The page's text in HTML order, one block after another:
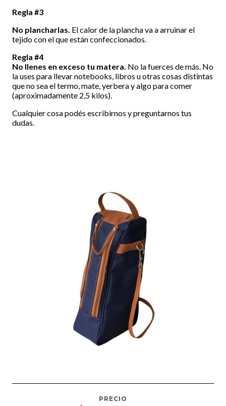
Regla #3
No plancharlas. El calor de la plancha va a arruinar el
tejido con el que están confeccionados.
Regla #4
No llenes en exceso tu matera. No la fuerces de más. No
la uses para llevar notebooks, libros u otras cosas distintas
que no sea el termo, mate, yerbera y algo para comer
(aproximadamente 2,5 kilos).
Cualquier cosa podés escribirnos y preguntarnos tus
dudas.
PRECIO